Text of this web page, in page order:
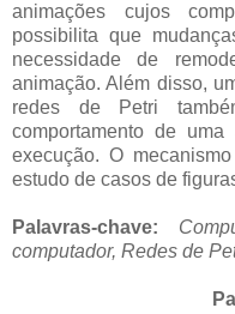
animações cujos
possibilita que
necessidade de
animação. Além disso,
redes de Petri
comportamento de
execução. O
estudo de casos de
Palavras-chave:
computador, Redes de